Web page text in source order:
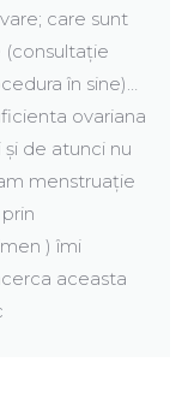
care sunt
(consultație
în sine)…
ovariana
și de atunci nu
menstruație
) îmi
aceasta